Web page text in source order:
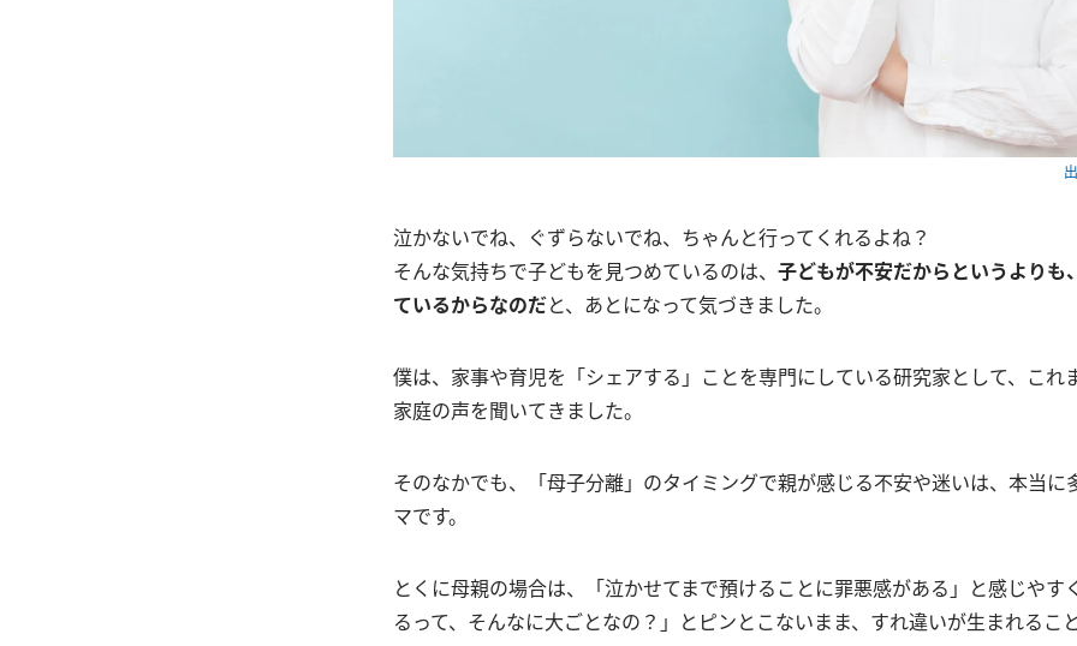
泣かないでね、ぐずらないでね、ちゃんと行ってくれるよね？
そんな気持ちで子どもを見つめているのは、 子どもが不安だからというよりも
ているからなのだと、あとになって気づきました。
僕は、家事や育児を「シェアする」ことを専門にしている研究家として、これ
家庭の声を聞いてきました。
そのなかでも、「母子分離」のタイミングで親が感じる不安や迷いは、本当に
マです。
とくに母親の場合は、「泣かせてまで預けることに罪悪感がある」と感じやす
るって、そんなに大ごとなの？」とピンとこないまま、すれ違いが生まれるこ